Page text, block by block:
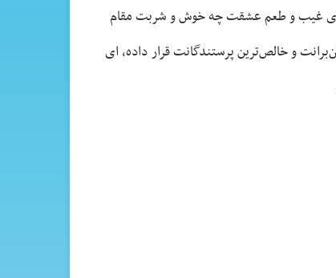
غیب و طعم عشقت چه خوش و شربت مقام
و خالص‌ترین پرستندگانت قرار داده، ای